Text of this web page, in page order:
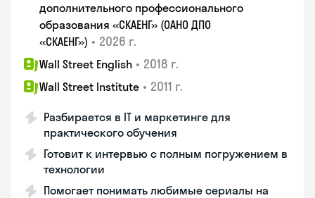
дополнительного профессионального
образования «СКАЕНГ» (ОАНО ДПО
«СКАЕНГ») • 2026 г.
Wall Street English • 2018 г.
Wall Street Institute • 2011 г.
Разбирается в IT и маркетинге для
практического обучения
Готовит к интервью с полным погружением в
технологии
Помогает понимать любимые сериалы на